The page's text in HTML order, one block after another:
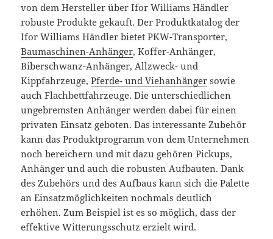
von dem Hersteller über Ifor Williams Händler
robuste Produkte gekauft. Der Produktkatalog der
Ifor Williams Händler bietet PKW-Transporter,
Baumaschinen-Anhänger, Koffer-Anhänger,
Biberschwanz-Anhänger, Allzweck- und
Kippfahrzeuge,Pferde- und Viehanhänger sowie
auch Flachbettfahrzeuge. Die unterschiedlichen
ungebremsten Anhänger werden dabei für einen
privaten Einsatz geboten. Das interessante Zubehör
kann das Produktprogramm von dem Unternehmen
noch bereichern und mit dazu gehören Pickups,
Anhänger und auch die robusten Aufbauten. Dank
des Zubehörs und des Aufbaus kann sich die Palette
an Einsatzmöglichkeiten nochmals deutlich
erhöhen. Zum Beispiel ist es so möglich, dass der
effektive Witterungsschutz erzielt wird.